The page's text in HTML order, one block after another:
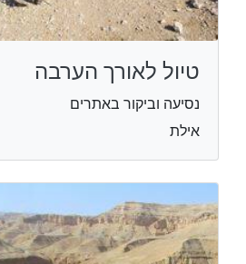
טיול לאורך הערבה
נסיעה וביקור באתרים
אילת